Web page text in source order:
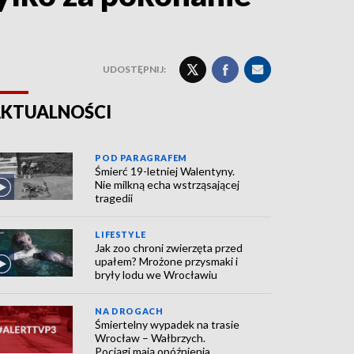
UDOSTĘPNIJ:
POD PARAGRAFEM
Śmierć 19-letniej Walentyny.
Nie milkną echa wstrząsającej
tragedii
LIFESTYLE
Jak zoo chroni zwierzęta przed
upałem? Mrożone przysmaki i
bryły lodu we Wrocławiu
NA DROGACH
Śmiertelny wypadek na trasie
Wrocław – Wałbrzych.
Pociągi mają opóźnienia